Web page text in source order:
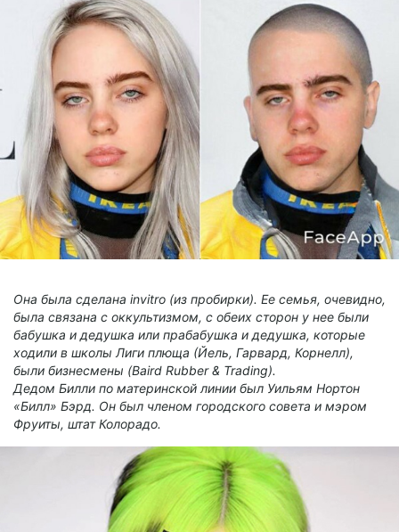
Она была сделана invitro (из пробирки). Ее семья, очевидно,
была связана с оккультизмом, с обеих сторон у нее были
бабушка и дедушка или прабабушка и дедушка, которые
ходили в школы Лиги плюща (Йель, Гарвард, Корнелл),
были бизнесмены (Baird Rubber & Trading).
Дедом Билли по материнской линии был Уильям Нортон
«Билл» Бэрд. Он был членом городского совета и мэром
Фруиты, штат Колорадо.